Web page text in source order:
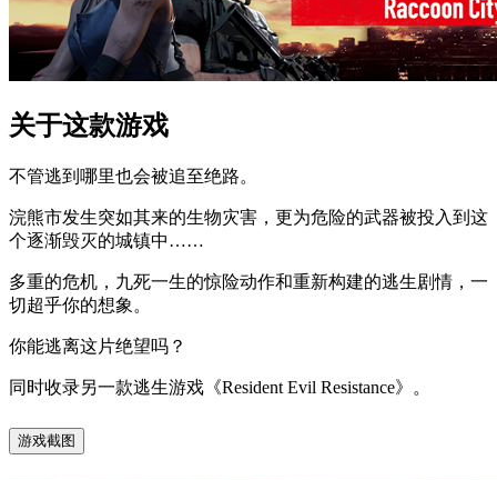
关于这款游戏
不管逃到哪里也会被追至绝路。
浣熊市发生突如其来的生物灾害，更为危险的武器被投入到这
个逐渐毁灭的城镇中……
多重的危机，九死一生的惊险动作和重新构建的逃生剧情，一
切超乎你的想象。
你能逃离这片绝望吗？
同时收录另一款逃生游戏《Resident Evil Resistance》。
游戏截图